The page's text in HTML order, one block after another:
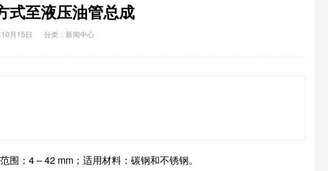
式至液压油管总成
月15日 分类： 新闻中心
：4 – 42 mm；适用材料：碳钢和不锈钢。